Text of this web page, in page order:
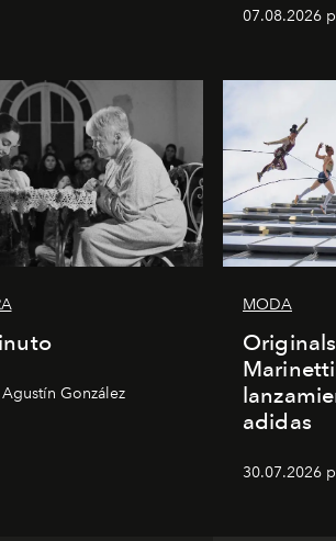
07.08.2026
González
MODA
adidas
30.07.2026